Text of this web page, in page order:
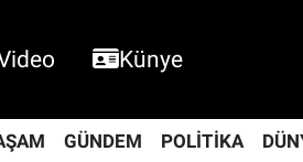
Künye
GÜNDEM POLİTİKA